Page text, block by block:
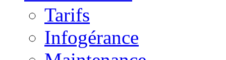
Tarifs
Infogérance